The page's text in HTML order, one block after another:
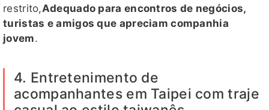
restrito,Adequado para encontros de negócios,
turistas e amigos que apreciam companhia
jovem.
4. Entretenimento de
acompanhantes em Taipei com traje